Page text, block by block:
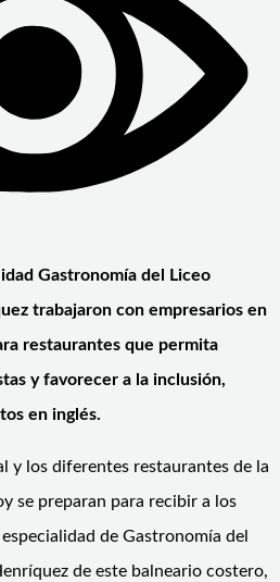
Gastronomía del Liceo
trabajaron con empresarios en
restaurantes que permita
y favorecer a la inclusión,
en inglés.
y los diferentes restaurantes de la
se preparan para recibir a los
de Gastronomía del
de este balneario costero,